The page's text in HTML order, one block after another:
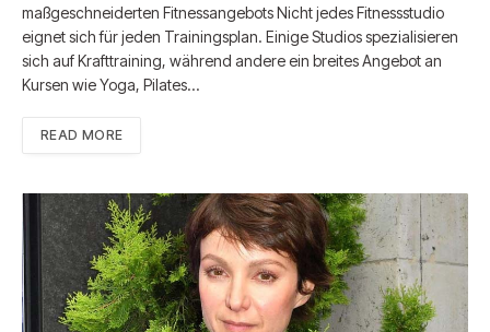
maßgeschneiderten Fitnessangebots Nicht jedes Fitnessstudio
eignet sich für jeden Trainingsplan. Einige Studios spezialisieren
sich auf Krafttraining, während andere ein breites Angebot an
Kursen wie Yoga, Pilates…
READ MORE